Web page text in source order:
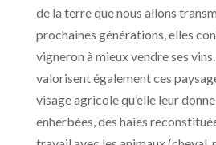
de la terre que nous allons
prochaines générations, elles
vigneron à mieux vendre ses
valorisent également ces
visage agricole qu’elle leur
enherbées, des haies